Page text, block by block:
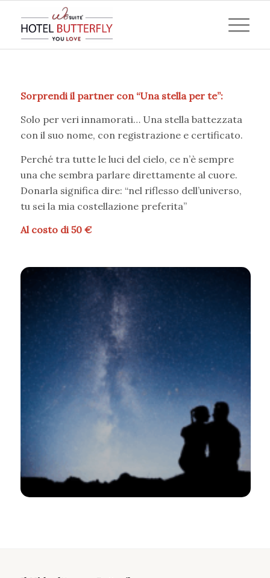
Sorprendi il partner con “Una stella per te”:
Solo per veri innamorati… Una stella battezzata
con il suo nome, con registrazione e certificato.
Perché tra tutte le luci del cielo, ce n’è sempre
una che sembra parlare direttamente al cuore.
Donarla significa dire: “nel riflesso dell’universo,
tu sei la mia costellazione preferita”
Al costo di 50 €